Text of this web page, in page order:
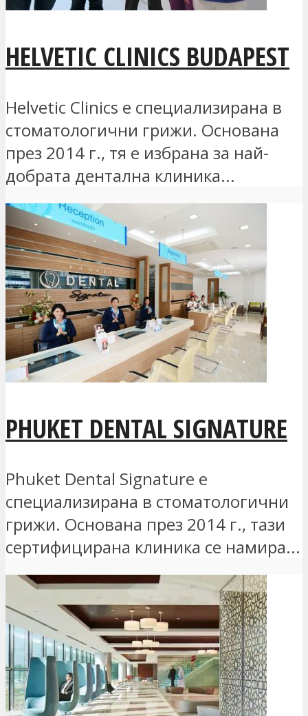
HELVETIC CLINICS BUDAPEST
Helvetic Clinics е специализирана в
стоматологични грижи. Основана
през 2014 г., тя е избрана за най-
добрата дентална клиника...
PHUKET DENTAL SIGNATURE
Phuket Dental Signature е
специализирана в стоматологични
грижи. Основана през 2014 г., тази
сертифицирана клиника се намира...